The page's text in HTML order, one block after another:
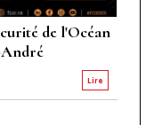
de l'Océan
André
Lire